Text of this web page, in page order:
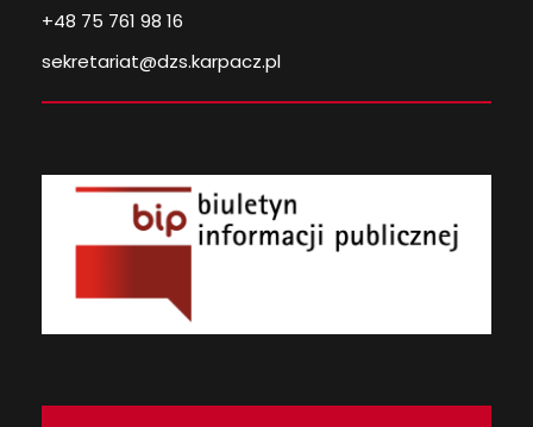
+48 75 761 98 16
sekretariat@dzs.karpacz.pl